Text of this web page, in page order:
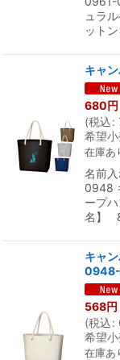
ュラ
ット
キャ
680円
(税込:
希望小
在庫あ
名前
0948
ープ
名】
キャ
568円
(税込:
希望小
在庫あ